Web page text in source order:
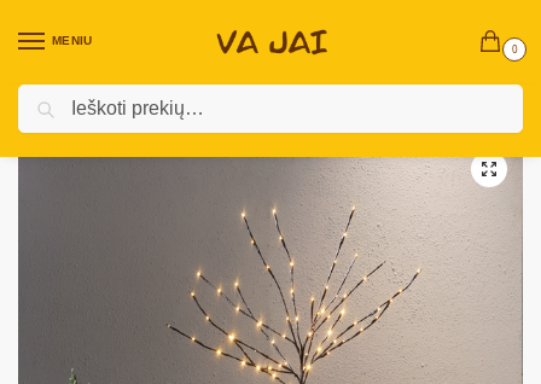
MENIU
0
Pradžia / Kalėdinės prekės